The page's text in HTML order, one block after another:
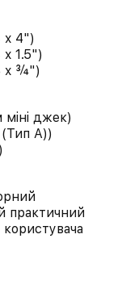
x 4")
1.5")
x ¾")
джек)
A))
практичний
користувача